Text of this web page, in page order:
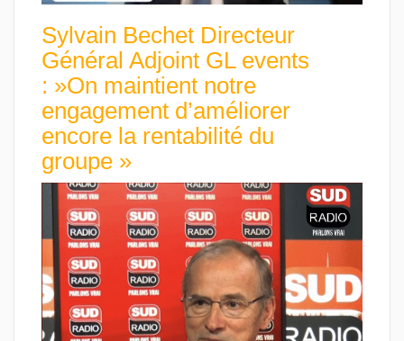
Sylvain Bechet Directeur
Général Adjoint GL events
: »On maintient notre
engagement d’améliorer
encore la rentabilité du
groupe »